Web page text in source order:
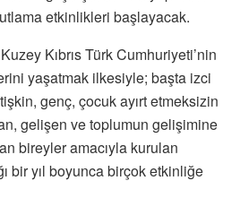
etkinlikleri başlayacak.
Kıbrıs Türk Cumhuriyeti’nin
yaşatmak ilkesiyle; başta izci
genç, çocuk ayırt etmeksizin
gelişen ve toplumun gelişimine
bireyler amacıyla kurulan
bir yıl boyunca birçok etkinliğe